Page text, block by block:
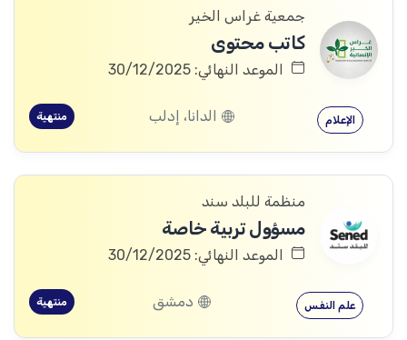
جمعية غراس الخير
كاتب محتوى
الموعد النهائي: 30/12/2025
الإعلام الدانا، إدلب منتهية
منظمة للبلد سند
مسؤول تربية خاصة
الموعد النهائي: 30/12/2025
علم النفس دمشق منتهية